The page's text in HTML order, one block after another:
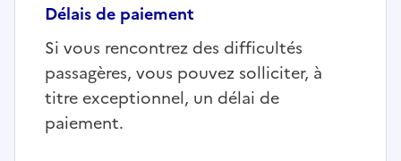
Délais de paiement
Si vous rencontrez des difficultés
passagères, vous pouvez solliciter, à
titre exceptionnel, un délai de
paiement.